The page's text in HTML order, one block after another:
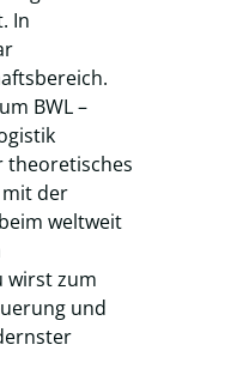
In
BWL –
theoretisches
mit der
weltweit
wirst zum
und